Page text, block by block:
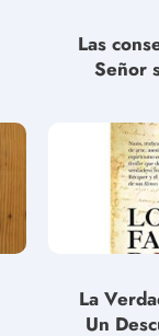
Las
Señor
La
Un